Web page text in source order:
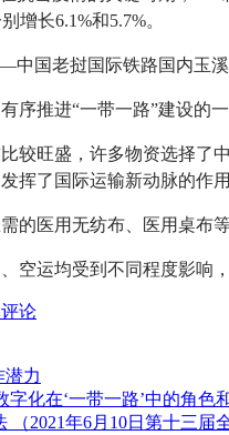
增长6.1%和5.7%。
国老挝国际铁路国内玉
序推进“一带一路”建设的
较旺盛，许多物资选择了
挥了国际运输新动脉的作用
的医用无纺布、医用桌布
空运均受到不同程度影响
论
潜力
字化在‘一带一路’中的角色
2021年6月10日第十三届